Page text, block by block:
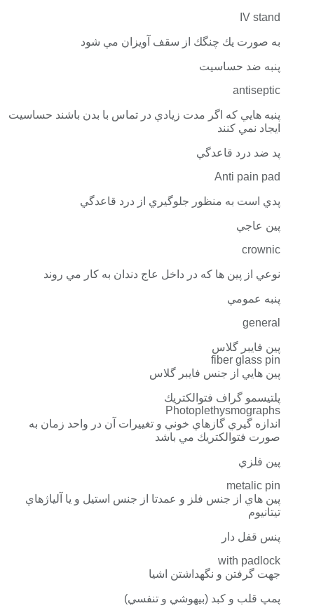
IV stand
به صورت يك چنگك از سقف آويزان مي شود
پنبه ضد حساسيت
antiseptic
پنبه هايي كه اگر مدت زيادي در تماس با بدن باشند حساسيت
ايجاد نمي كنند
پد ضد درد قاعدگي
Anti pain pad
پدي است به منظور جلوگيري از درد قاعدگي
پين عاجي
crownic
نوعي از پين ها كه در داخل عاج دندان به كار مي روند
پنبه عمومي
general
پين فايبر گلاس
fiber glass pin
پين هايي از جنس فايبر گلاس
پلتيسمو گراف فتوالكتريك
Photoplethysmographs
اندازه گيري گازهاي خوني و تغييرات آن در واحد زمان به
صورت فتوالكتريك مي باشد
پين فلزي
metalic pin
پين هاي از جنس فلز و عمدتا از جنس استيل و يا آلياژهاي
تيتانيوم
پنس قفل دار
with padlock
جهت گرفتن و نگهداشتن اشيا
پمپ قلب و كبد (بيهوشي و تنفسي)